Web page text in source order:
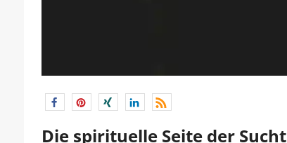
Die spirituelle Seite der Sucht